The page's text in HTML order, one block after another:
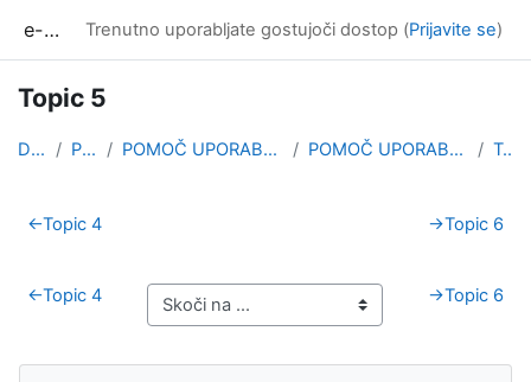
e-učilnica UP FAMNIT Trenutno uporabljate gostujoči dostop (Prijavite se)
Topic 5
Domov Predmeti POMOČ UPORABNIKOM / HELP FOR USERS POMOČ UPORABNIKOM / HELP FOR USERS Topic 5
Osnutek odseka
←Topic 4 →Topic 6
←Topic 4 →Topic 6
Bloki